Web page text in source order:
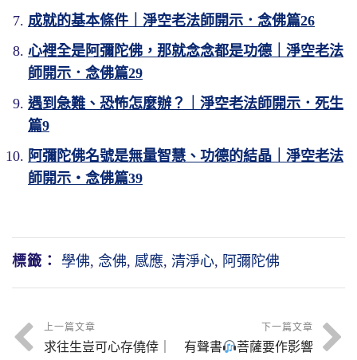
成就的基本條件｜淨空老法師開示．念佛篇26
心裡全是阿彌陀佛，那就念念都是功德｜淨空老法
師開示．念佛篇29
遇到急難、恐怖怎麼辦？｜淨空老法師開示．死生
篇9
阿彌陀佛名號是無量智慧、功德的結晶｜淨空老法
師開示・念佛篇39
標籤： 學佛, 念佛, 感應, 清淨心, 阿彌陀佛
上一篇文章
求往生豈可心存僥倖｜
下一篇文章
有聲書
菩薩要作影響